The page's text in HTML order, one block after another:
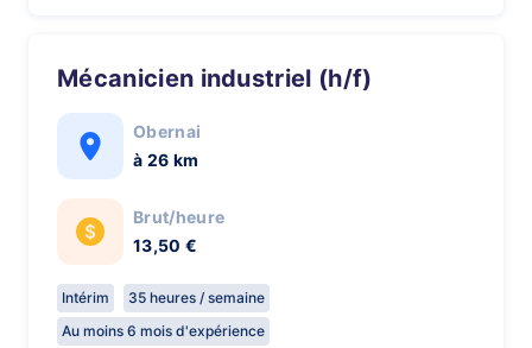
Mécanicien industriel (h/f)
Obernai
à 26 km
Brut/heure
13,50 €
Intérim
35 heures / semaine
Au moins 6 mois d'expérience